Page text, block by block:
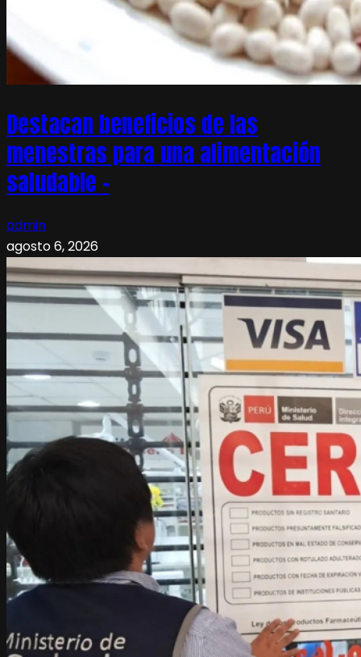
Destacan beneficios de las
menestras para una alimentación
saludable –
admin
agosto 6, 2026